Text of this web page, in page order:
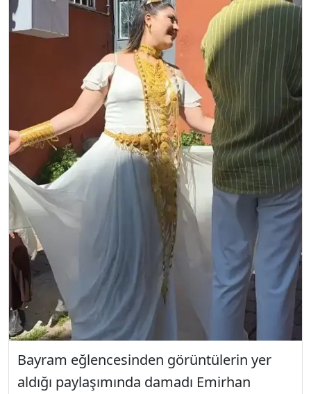
Bayram eğlencesinden görüntülerin yer
aldığı paylaşımında damadı Emirhan